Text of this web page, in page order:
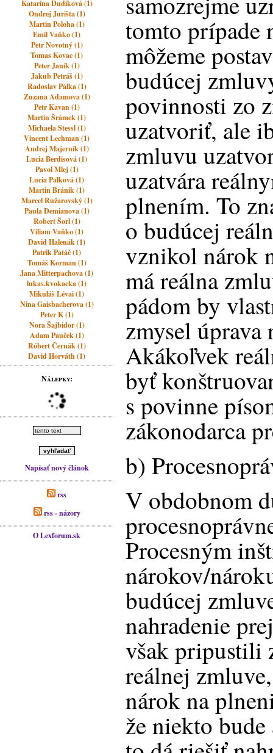
Katarína Dudíková (1)
Ondrej Jurišta (1)
Martin Poloha (1)
Emil Vaňko (1)
Petr Novotný (1)
Tomas Kovac (1)
Peter Janík (1)
Jakub Petráš (1)
Radoslav Pálka (1)
Zuzana Adamova (1)
Petr Kavan (1)
Martin Šrámek (1)
Michaela Stessl (1)
Vincent Lechman (1)
Andrej Majerník (1)
Lucia Berdisová (1)
Pavol Mlej (1)
Lucia Palková (1)
Martin Bránik (1)
Marcel Ružarovský (1)
Paula Demianova (1)
Robert Šorl (1)
Viliam Vaňko (1)
David Halenák (1)
Patrik Patáč (1)
Tomáš Korman (1)
Jana Mitterpachova (1)
lukas.kvokacka (1)
Mikuláš Lévai (1)
Nina Gaisbacherova (1)
Peter K (1)
Nora Šajbidor (1)
Adam Pauček (1)
Róbert Černák (1)
David Horváth (1)
Nálepky:
Napísať nový článok
rss
rss - názory
O Lexforum.sk
tomto prípade
môžeme
budúcej
povinnosti zo
uzatvoriť, ale
zmluvu
uzatvára
plnením. To
o budúcej
vznikol nárok
má reálna
pádom by
zmysel úprava
Akákoľvek
byť
s povinne
zákonodarca
b)
V obdobnom
Procesným
nárokov/
budúcej
nahradenie
však pripustili
reálnej
nárok na
že niekto bude